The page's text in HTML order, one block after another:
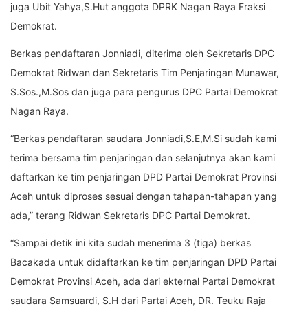
juga Ubit Yahya,S.Hut anggota DPRK Nagan Raya Fraksi
Demokrat.
Berkas pendaftaran Jonniadi, diterima oleh Sekretaris DPC
Demokrat Ridwan dan Sekretaris Tim Penjaringan Munawar,
S.Sos.,M.Sos dan juga para pengurus DPC Partai Demokrat
Nagan Raya.
“Berkas pendaftaran saudara Jonniadi,S.E,M.Si sudah kami
terima bersama tim penjaringan dan selanjutnya akan kami
daftarkan ke tim penjaringan DPD Partai Demokrat Provinsi
Aceh untuk diproses sesuai dengan tahapan-tahapan yang
ada,” terang Ridwan Sekretaris DPC Partai Demokrat.
“Sampai detik ini kita sudah menerima 3 (tiga) berkas
Bacakada untuk didaftarkan ke tim penjaringan DPD Partai
Demokrat Provinsi Aceh, ada dari ekternal Partai Demokrat
saudara Samsuardi, S.H dari Partai Aceh, DR. Teuku Raja